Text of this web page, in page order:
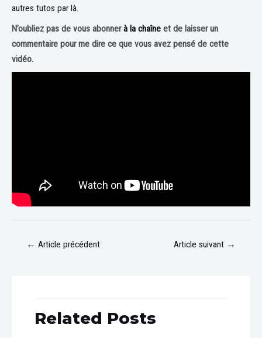
autres tutos par là.
N’oubliez pas de vous abonnerà la chaîne et de laisser un
commentaire pour me dire ce que vous avez pensé de cette
vidéo.
← Article précédent Article suivant →
Related Posts